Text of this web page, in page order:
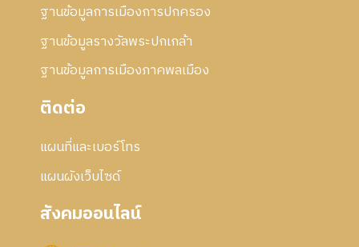
ฐานข้อมูลการเมืองการปกครอง
ฐานข้อมูลรางวัลพระปกเกล้า
ฐานข้อมูลการเมืองภาคพลเมือง
ติดต่อ
แผนที่และเบอร์โทร
แผนผังเว็บไซด์
สังคมออนไลน์